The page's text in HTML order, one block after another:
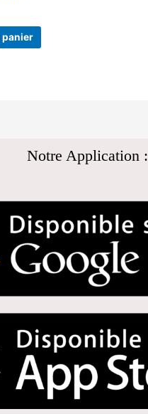
panier
Notre Application :